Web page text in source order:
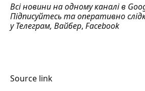
Всі новини на одному каналі в
Підписуйтесь та оперативно
уТелеграм, Вайбер, Facebook
Source link